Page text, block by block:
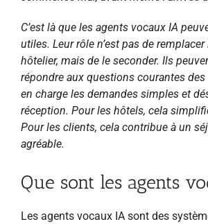
C’est là que les agents vocaux IA
utiles. Leur rôle n’est pas de
hôtelier, mais de le seconder. Ils
répondre aux questions courantes
en charge les demandes simples et
réception. Pour les hôtels, cela
Pour les clients, cela contribue à un
agréable.
Que sont les agents
Les agents vocaux IA sont des